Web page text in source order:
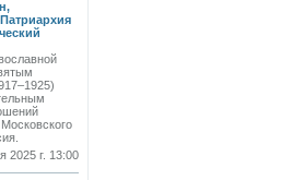
2025 г. 13:00